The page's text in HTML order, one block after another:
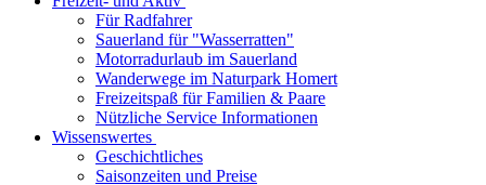
Für Radfahrer
Sauerland für "Wasserratten"
Motorradurlaub im Sauerland
Wanderwege im Naturpark Homert
Freizeitspaß für Familien & Paare
Nützliche Service Informationen
Wissenswertes
Geschichtliches
Saisonzeiten und Preise